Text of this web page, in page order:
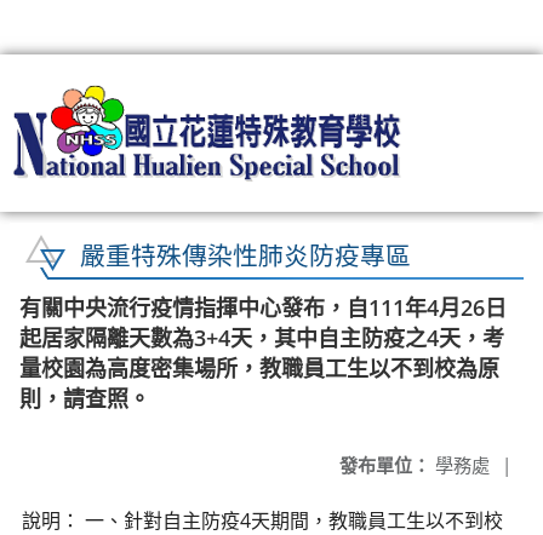
嚴重特殊傳染性肺炎防疫專區
有關中央流行疫情指揮中心發布，自111年4月26日
起居家隔離天數為3+4天，其中自主防疫之4天，考
量校園為高度密集場所，教職員工生以不到校為原
則，請查照。
發布單位： 學務處 |
說明： 一、針對自主防疫4天期間，教職員工生以不到校